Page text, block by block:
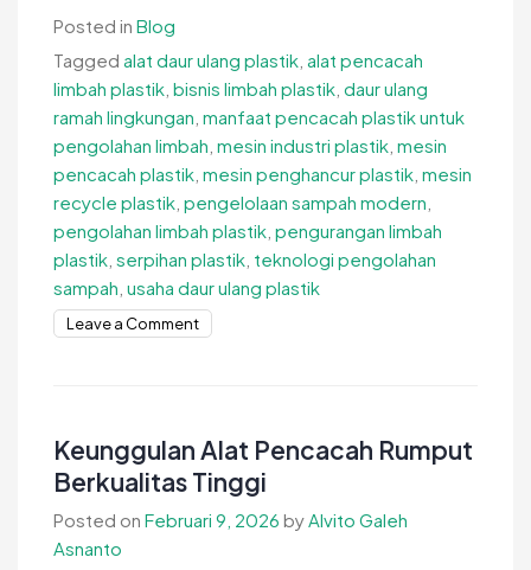
Posted in Blog
Tagged alat daur ulang plastik alat pencacah
limbah plastik bisnis limbah plastik daur ulang
ramah lingkungan manfaat pencacah plastik untuk
pengolahan limbah mesin industri plastik mesin
pencacah plastik mesin penghancur plastik mesin
recycle plastik pengelolaan sampah modern
pengolahan limbah plastik pengurangan limbah
plastik serpihan plastik teknologi pengolahan
sampah usaha daur ulang plastik
Leave a Commenton
Pengolahan
Limbah
Modern
Keunggulan Alat Pencacah Rumput
Berkualitas Tinggi
Posted on Februari 9, 2026 byAlvito Galeh
Asnanto